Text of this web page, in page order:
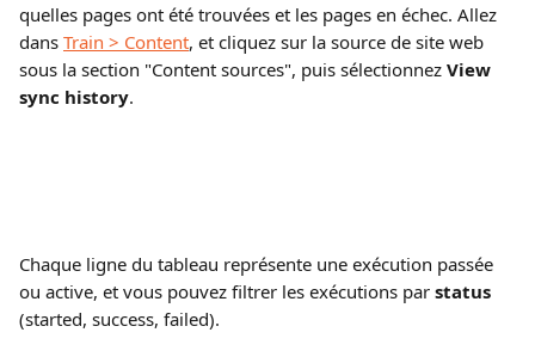
quelles pages ont été trouvées et les pages en échec. Allez
dans Train > Content, et cliquez sur la source de site web
sous la section "Content sources", puis sélectionnez View
sync history.
Chaque ligne du tableau représente une exécution passée
ou active, et vous pouvez filtrer les exécutions par status
(started, success, failed).